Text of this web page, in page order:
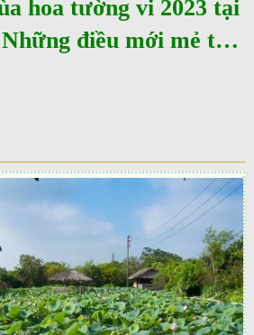
hoa tường vi 2023 tại
điều mới mẻ thú